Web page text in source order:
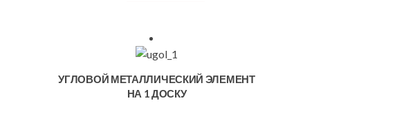
УГЛОВОЙ МЕТАЛЛИЧЕСКИЙ ЭЛЕМЕНТ
НА 1 ДОСКУ